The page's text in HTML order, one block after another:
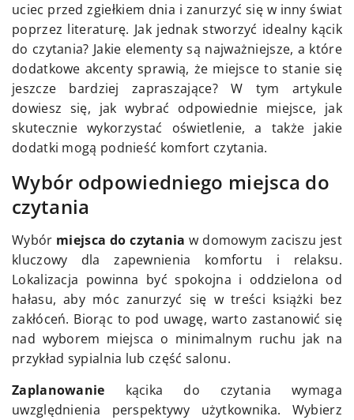
uciec przed zgiełkiem dnia i zanurzyć się w inny świat
poprzez literaturę. Jak jednak stworzyć idealny kącik
do czytania? Jakie elementy są najważniejsze, a które
dodatkowe akcenty sprawią, że miejsce to stanie się
jeszcze bardziej zapraszające? W tym artykule
dowiesz się, jak wybrać odpowiednie miejsce, jak
skutecznie wykorzystać oświetlenie, a także jakie
dodatki mogą podnieść komfort czytania.
Wybór odpowiedniego miejsca do
czytania
Wybór miejsca do czytania w domowym zaciszu jest
kluczowy dla zapewnienia komfortu i relaksu.
Lokalizacja powinna być spokojna i oddzielona od
hałasu, aby móc zanurzyć się w treści książki bez
zakłóceń. Biorąc to pod uwagę, warto zastanowić się
nad wyborem miejsca o minimalnym ruchu jak na
przykład sypialnia lub część salonu.
Zaplanowanie kącika do czytania wymaga
uwzględnienia perspektywy użytkownika. Wybierz